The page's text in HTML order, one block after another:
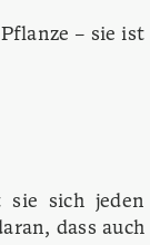
– sie ist
sie sich jeden
dass auch